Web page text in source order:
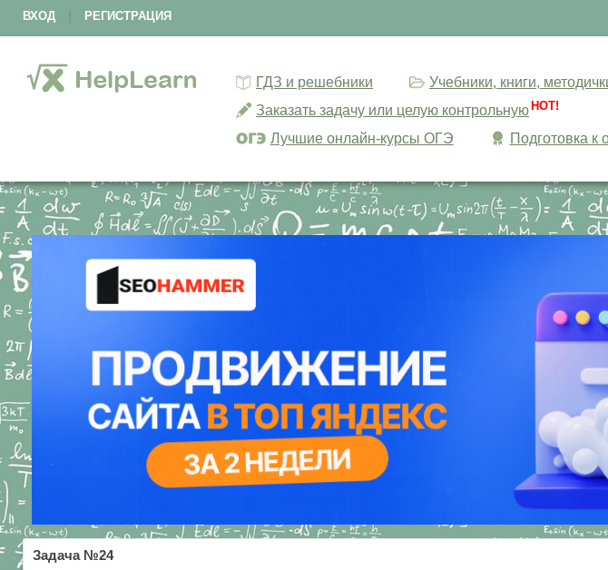
ВХОД РЕГИСТРАЦИЯ
ГДЗ и решебники
Учебники, книги,
Заказать задачу или целую контрольную HOT!
Лучшие онлайн-курсы ОГЭ Подготовка к
Задача №24